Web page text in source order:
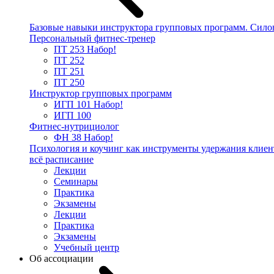
Базовые навыки инструктора групповых программ.
Персональный фитнес-тренер
ПТ 253 Набор!
ПТ 252
ПТ 251
ПТ 250
Инструктор групповых программ
ИГП 101 Набор!
ИГП 100
Фитнес-нутрициолог
ФН 38 Набор!
Психология и коучинг как инструменты удержания
всё расписание
Лекции
Семинары
Практика
Экзамены
Лекции
Практика
Экзамены
Учебный центр
Об ассоциации